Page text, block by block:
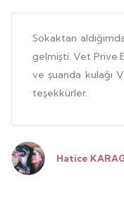
Sokaktan
gelmişti. Vet Prive
ve şuanda kulağı
teşekkürler.
Hatice